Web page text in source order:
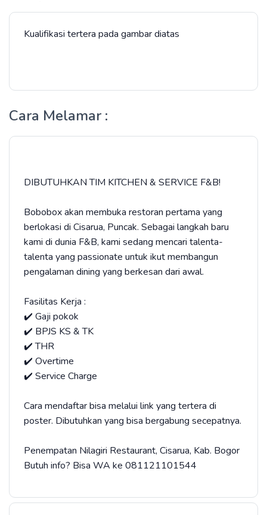
Kualifikasi tertera pada gambar diatas
Cara Melamar :
DIBUTUHKAN TIM KITCHEN & SERVICE F&B!
Bobobox akan membuka restoran pertama yang
berlokasi di Cisarua, Puncak. Sebagai langkah baru
kami di dunia F&B, kami sedang mencari talenta-
talenta yang passionate untuk ikut membangun
pengalaman dining yang berkesan dari awal.
Fasilitas Kerja :
✔️ Gaji pokok
✔️ BPJS KS & TK
✔️ THR
✔️ Overtime
✔️ Service Charge
Cara mendaftar bisa melalui link yang tertera di
poster. Dibutuhkan yang bisa bergabung secepatnya.
Penempatan Nilagiri Restaurant, Cisarua, Kab. Bogor
Butuh info? Bisa WA ke ⁠081121101544